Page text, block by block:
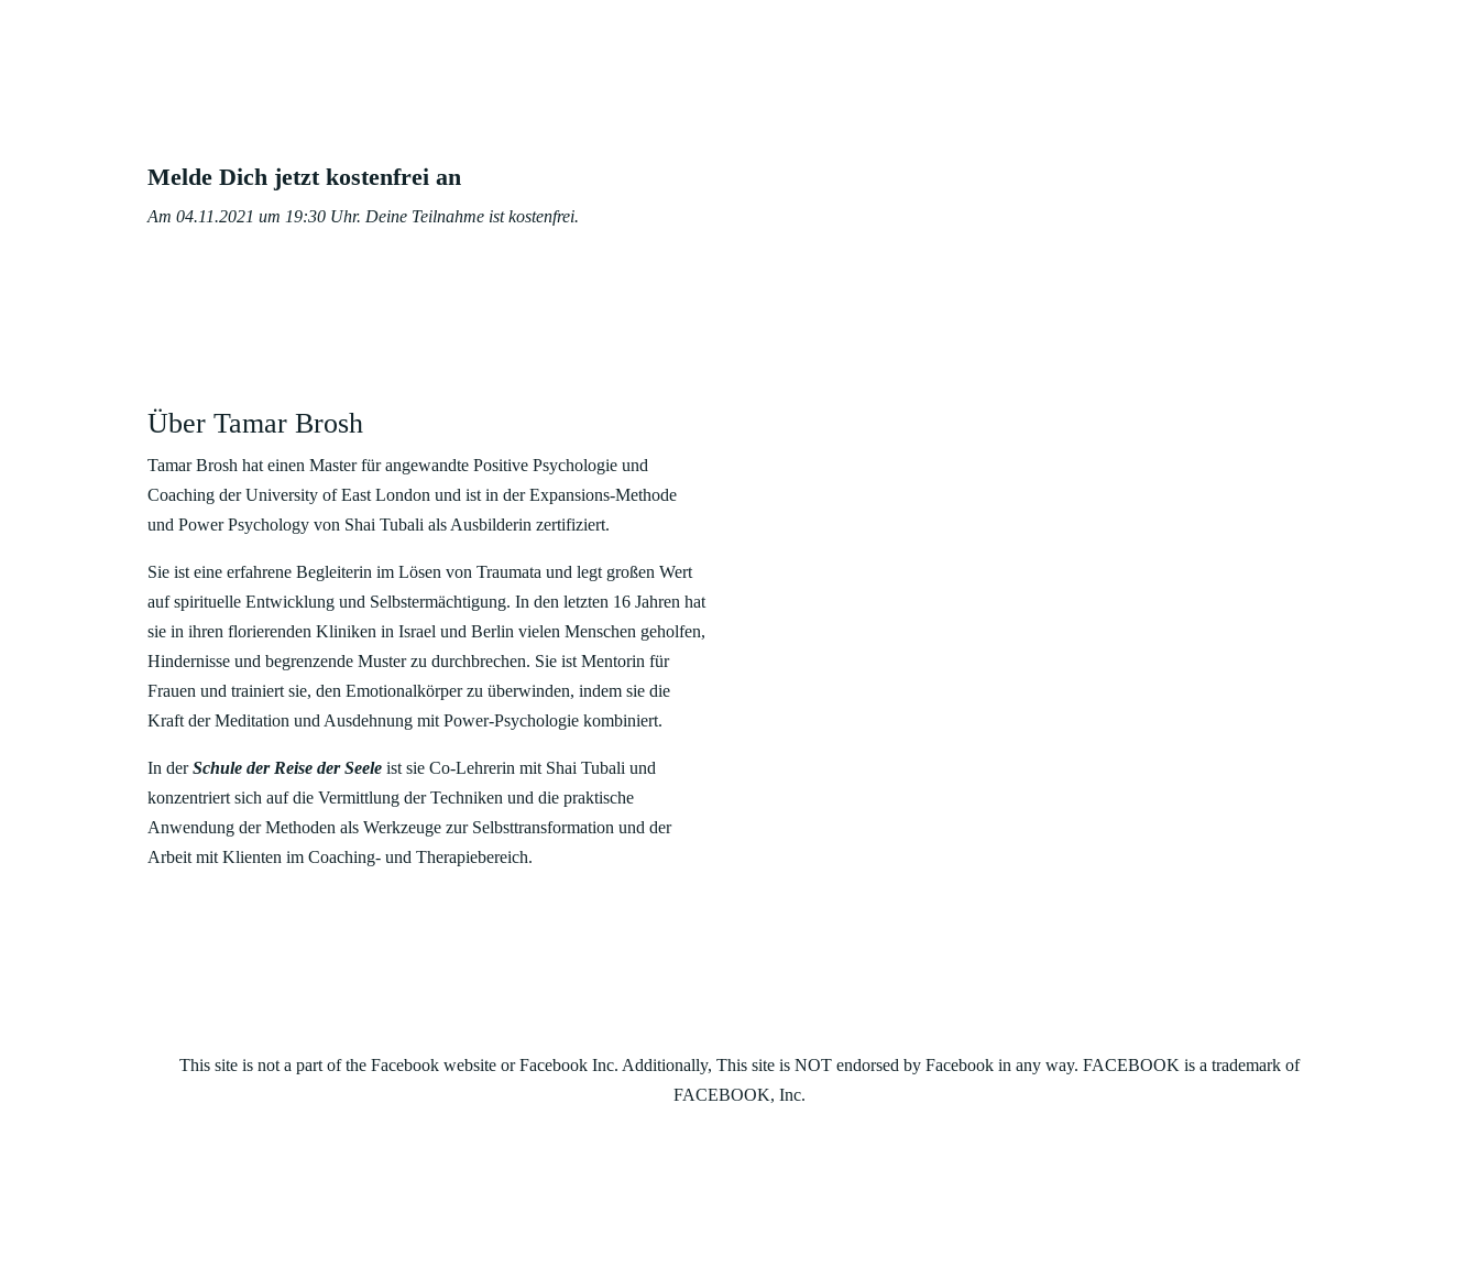
Melde Dich jetzt kostenfrei an
Am 04.11.2021 um 19:30 Uhr. Deine Teilnahme ist kostenfrei.
Über Tamar Brosh
Tamar Brosh hat einen Master für angewandte Positive Psychologie und
Coaching der University of East London und ist in der Expansions-Methode
und Power Psychology von Shai Tubali als Ausbilderin zertifiziert.
Sie ist eine erfahrene Begleiterin im Lösen von Traumata und legt großen Wert
auf spirituelle Entwicklung und Selbstermächtigung. In den letzten 16 Jahren hat
sie in ihren florierenden Kliniken in Israel und Berlin vielen Menschen geholfen,
Hindernisse und begrenzende Muster zu durchbrechen. Sie ist Mentorin für
Frauen und trainiert sie, den Emotionalkörper zu überwinden, indem sie die
Kraft der Meditation und Ausdehnung mit Power-Psychologie kombiniert.
In derSchule der Reise der Seeleist sie Co-Lehrerin mit Shai Tubali und
konzentriert sich auf die Vermittlung der Techniken und die praktische
Anwendung der Methoden als Werkzeuge zur Selbsttransformation und der
Arbeit mit Klienten im Coaching- und Therapiebereich.
This site is not a part of the Facebook website or Facebook Inc. Additionally, This site is NOT endorsed by Facebook in any way. FACEBOOK is a trademark of
FACEBOOK, Inc.